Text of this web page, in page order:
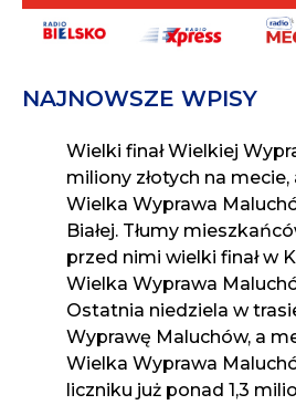
NAJNOWSZE WPISY
Wielki finał Wielkiej
miliony złotych na
Wielka Wyprawa
Białej. Tłumy
przed nimi wielki finał w
Wielka Wyprawa
Ostatnia niedziela w
Wyprawę Maluchów, a
Wielka Wyprawa
liczniku już ponad 1,3